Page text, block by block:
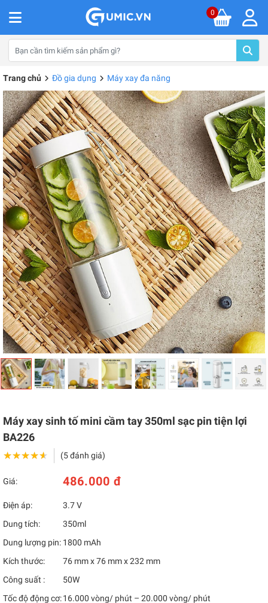
0
Trang chủ Đồ gia dụng Máy xay đa năng
Máy xay sinh tố mini cầm tay 350ml sạc pin tiện lợi
BA226
★★★★★
★★★★★ (5 đánh giá)
Giá: 486.000 đ
Điện áp:
3.7 V
Dung tích:
350ml
Dung lượng pin: 1800 mAh
Kích thước:
76 mm x 76 mm x 232 mm
Công suất :
50W
Tốc độ động cơ:16.000 vòng/ phút – 20.000 vòng/ phút